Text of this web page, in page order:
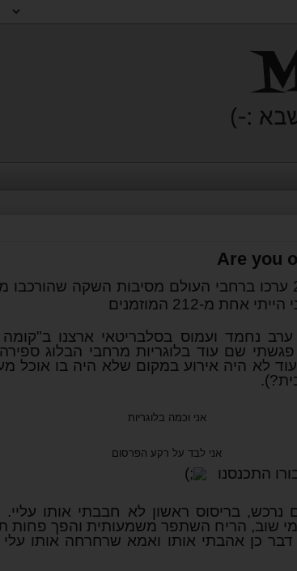
Are you
מ-212 המוזמנים
נחמד ועמוס בסלבריטאי ארצנו
שם עוד בלוגריות מרחבי הבלוג
לא היה אירוע במקום שלא היה בו אוכל
אני וכמה בלוגריות
אני לבד על רקע הפרסום
התכנסנו
נרכש, בריסוס ראשון לא חבבתי אותו
שוב, הריח השתפר משמעותית והפך פחות
כן אהבתי אותו ואמא שרחרחה אותו